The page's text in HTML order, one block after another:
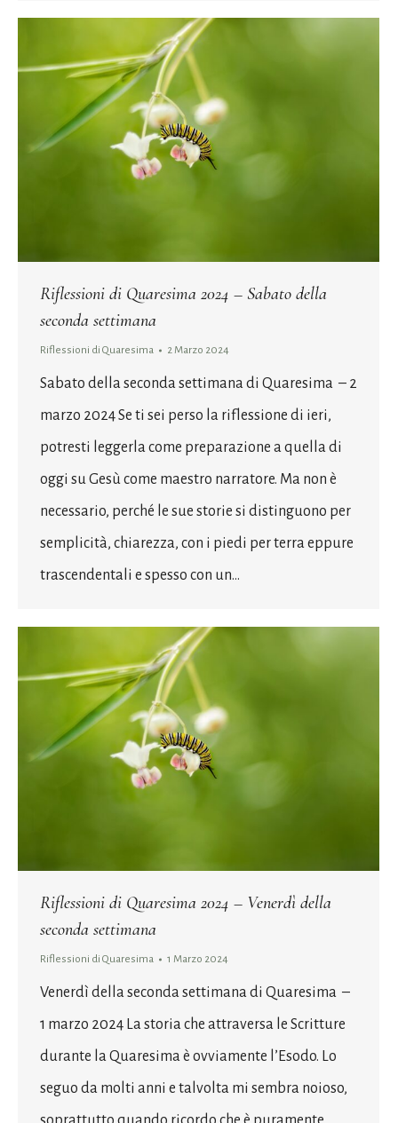
Riflessioni di Quaresima 2024 – Sabato della
seconda settimana
Riflessioni di Quaresima 2 Marzo 2024
Sabato della seconda settimana di Quaresima – 2
marzo 2024 Se ti sei perso la riflessione di ieri,
potresti leggerla come preparazione a quella di
oggi su Gesù come maestro narratore. Ma non è
necessario, perché le sue storie si distinguono per
semplicità, chiarezza, con i piedi per terra eppure
trascendentali e spesso con un…
Riflessioni di Quaresima 2024 – Venerdì della
seconda settimana
Riflessioni di Quaresima 1 Marzo 2024
Venerdì della seconda settimana di Quaresima –
1 marzo 2024 La storia che attraversa le Scritture
durante la Quaresima è ovviamente l’Esodo. Lo
seguo da molti anni e talvolta mi sembra noioso,